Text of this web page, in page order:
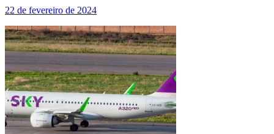
22 de fevereiro de 2024